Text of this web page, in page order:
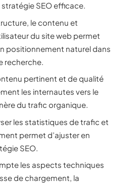
SEO efficace.
le contenu et
du site web permet
positionnement naturel dans
recherche.
pertinent et de qualité
les internautes vers le
du trafic organique.
les statistiques de trafic et
permet d’ajuster en
SEO.
les aspects techniques
de chargement, la